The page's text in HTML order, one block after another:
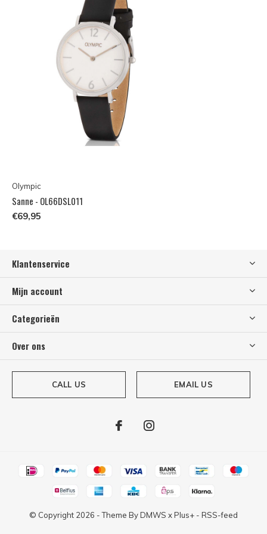
Olympic
Sanne - OL66DSL011
€69,95
Klantenservice
Mijn account
Categorieën
Over ons
CALL US EMAIL US
© Copyright 2026 - Theme ByDMWS xPlus+ - RSS-feed